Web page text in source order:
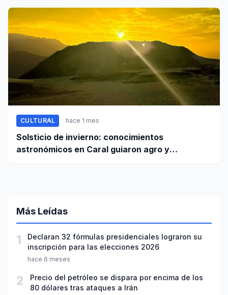
CULTURAL hace 1 mes
Solsticio de invierno: conocimientos
astronómicos en Caral guiaron agro y
Más Leídas
1
Declaran 32 fórmulas presidenciales lograron su
inscripción para las elecciones 2026
hace 6 meses
2
Precio del petróleo se dispara por encima de los
80 dólares tras ataques a Irán